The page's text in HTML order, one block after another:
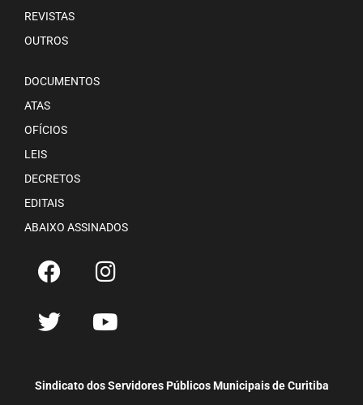
REVISTAS
OUTROS
DOCUMENTOS
ATAS
OFÍCIOS
LEIS
DECRETOS
EDITAIS
ABAIXO ASSINADOS
Sindicato dos Servidores Públicos Municipais de Curitiba